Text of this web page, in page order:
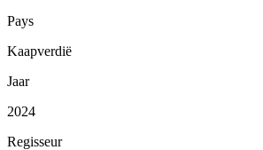
Pays
Kaapverdië
Jaar
2024
Regisseur